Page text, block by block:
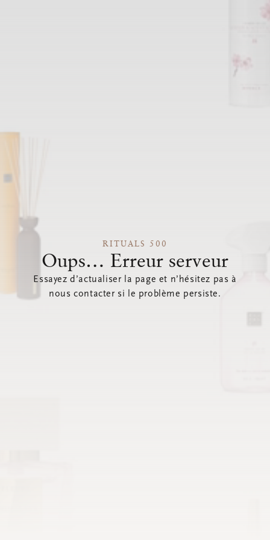
RITUALS 500
Oups… Erreur serveur
Essayez d’actualiser la page et n’hésitez pas à
nous contacter si le problème persiste.